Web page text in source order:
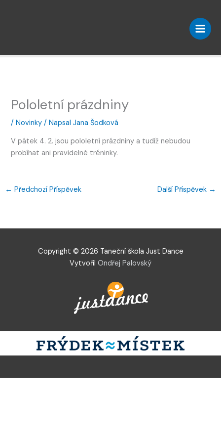
Pololetní prázdniny
/Novinky / NapsalJana Šodková
V pátek 4. 2. jsou pololetní prázdniny a tudíž nebudou
probíhat ani pravidelné tréninky.
← Předchozí Příspěvek Další Příspěvek →
Copyright © 2026 Taneční škola Just Dance
Vytvořil Ondřej Palovský